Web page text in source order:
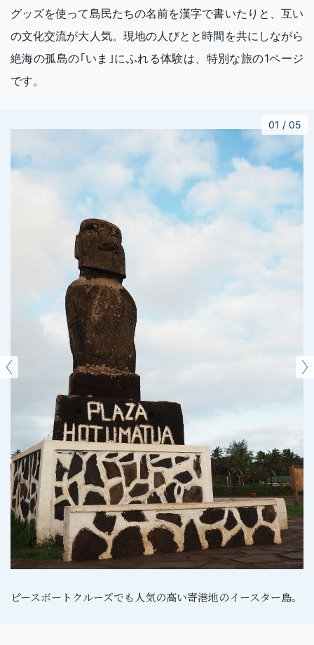
グッズを使って島民たちの名前を漢字で書いたりと、互い
の文化交流が大人気。現地の人びとと時間を共にしながら
絶海の孤島の｢いま｣にふれる体験は、特別な旅の1ページ
です。
ピースボートクルーズでも人気の高い寄港地のイースター島。
01 / 05